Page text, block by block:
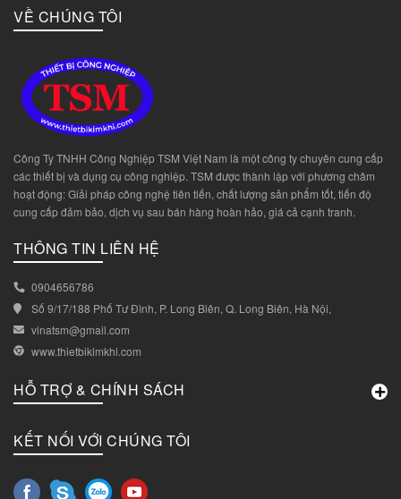
Đài Loan
Bulgary
VỀ CHÚNG TÔI
Công Ty TNHH Công Nghiệp TSM Việt Nam là một công ty chuyên cung cấp
các thiết bị và dụng cụ công nghiệp. TSM được thành lập với phương châm
hoạt động: Giải pháp công nghệ tiên tiến, chất lượng sản phẩm tốt, tiến độ
cung cấp đảm bảo, dịch vụ sau bán hàng hoàn hảo, giá cả cạnh tranh.
THÔNG TIN LIÊN HỆ
0904656786
Số 9/17/188 Phố Tư Đình, P. Long Biên, Q. Long Biên, Hà Nội,
vinatsm@gmail.com
www.thietbikimkhi.com
HỖ TRỢ & CHÍNH SÁCH
KẾT NỐI VỚI CHÚNG TÔI